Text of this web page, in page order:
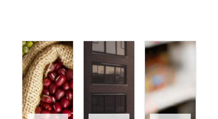
Fes un donatiu
Treballa amb nosaltres